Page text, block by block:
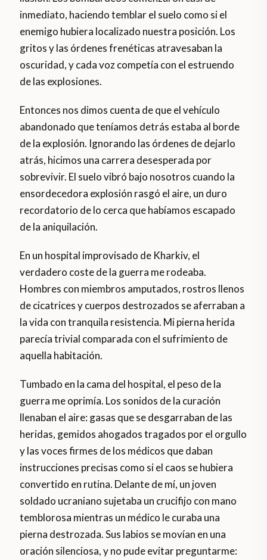
inmediato, haciendo temblar el suelo como si el
enemigo hubiera localizado nuestra posición. Los
gritos y las órdenes frenéticas atravesaban la
oscuridad, y cada voz competía con el estruendo
de las explosiones.
Entonces nos dimos cuenta de que el vehículo
abandonado que teníamos detrás estaba al borde
de la explosión. Ignorando las órdenes de dejarlo
atrás, hicimos una carrera desesperada por
sobrevivir. El suelo vibró bajo nosotros cuando la
ensordecedora explosión rasgó el aire, un duro
recordatorio de lo cerca que habíamos escapado
de la aniquilación.
En un hospital improvisado de Kharkiv, el
verdadero coste de la guerra me rodeaba.
Hombres con miembros amputados, rostros llenos
de cicatrices y cuerpos destrozados se aferraban a
la vida con tranquila resistencia. Mi pierna herida
parecía trivial comparada con el sufrimiento de
aquella habitación.
Tumbado en la cama del hospital, el peso de la
guerra me oprimía. Los sonidos de la curación
llenaban el aire: gasas que se desgarraban de las
heridas, gemidos ahogados tragados por el orgullo
y las voces firmes de los médicos que daban
instrucciones precisas como si el caos se hubiera
convertido en rutina. Delante de mí, un joven
soldado ucraniano sujetaba un crucifijo con mano
temblorosa mientras un médico le curaba una
pierna destrozada. Sus labios se movían en una
oración silenciosa, y no pude evitar preguntarme: